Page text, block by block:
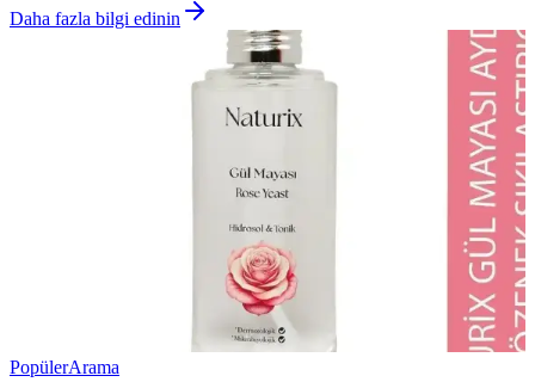
Daha fazla bilgi edinin
PopülerArama